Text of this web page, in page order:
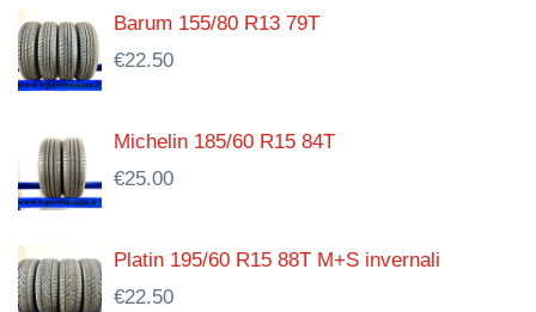
Barum 155/80 R13 79T
€22.50
Michelin 185/60 R15 84T
€25.00
Platin 195/60 R15 88T M+S invernali
€22.50